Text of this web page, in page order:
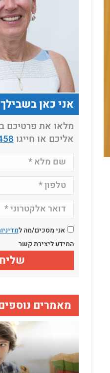
אני כאן בשבילך
מלאו את פרטיכם
אליכם או חייגו
אני מסכים/מה ל
המידע ליצירת קשר
מאמרים